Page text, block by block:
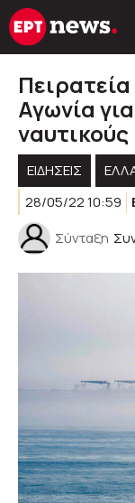
Μετάβαση
σε
Αγωνία
ναυτικούς
ΕΙΔΗΣΕΙΣ
28/05/22 10:59
Σύνταξη